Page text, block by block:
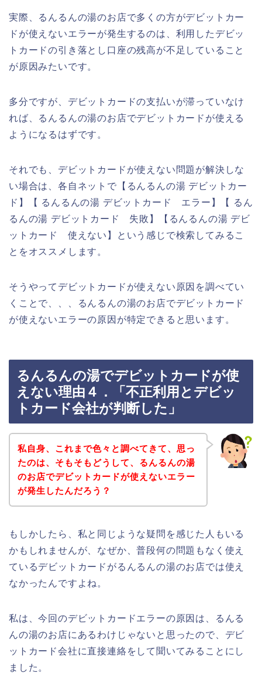
実際、るんるんの湯のお店で多くの方がデビットカー
ドが使えないエラーが発生するのは、利用したデビッ
トカードの引き落とし口座の残高が不足していること
が原因みたいです。
多分ですが、デビットカードの支払いが滞っていなけ
れば、るんるんの湯のお店でデビットカードが使える
ようになるはずです。
それでも、デビットカードが使えない問題が解決しな
い場合は、各自ネットで【るんるんの湯 デビットカー
ド】【 るんるんの湯 デビットカード エラー】【 るん
るんの湯 デビットカード 失敗】【るんるんの湯 デビ
ットカード 使えない】という感じで検索してみるこ
とをオススメします。
そうやってデビットカードが使えない原因を調べてい
くことで、、、るんるんの湯のお店でデビットカード
が使えないエラーの原因が特定できると思います。
るんるんの湯でデビットカードが使
えない理由４．「不正利用とデビッ
トカード会社が判断した」
私自身、これまで色々と調べてきて、思っ
たのは、そもそもどうして、るんるんの湯
のお店でデビットカードが使えないエラー
が発生したんだろう？
もしかしたら、私と同じような疑問を感じた人もいる
かもしれませんが、なぜか、普段何の問題もなく使え
ているデビットカードがるんるんの湯のお店では使え
なかったんですよね。
私は、今回のデビットカードエラーの原因は、るんる
んの湯のお店にあるわけじゃないと思ったので、デビ
ットカード会社に直接連絡をして聞いてみることにし
ました。